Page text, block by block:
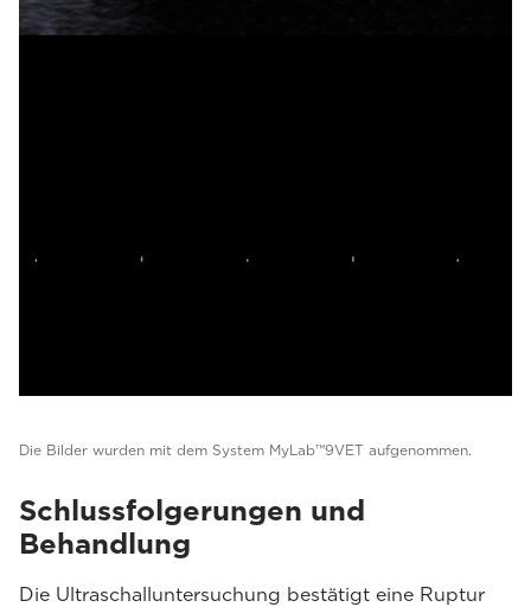
Die Bilder wurden mit dem System MyLab™9VET aufgenommen.
Schlussfolgerungen und
Behandlung
Die Ultraschalluntersuchung bestätigt eine Ruptur